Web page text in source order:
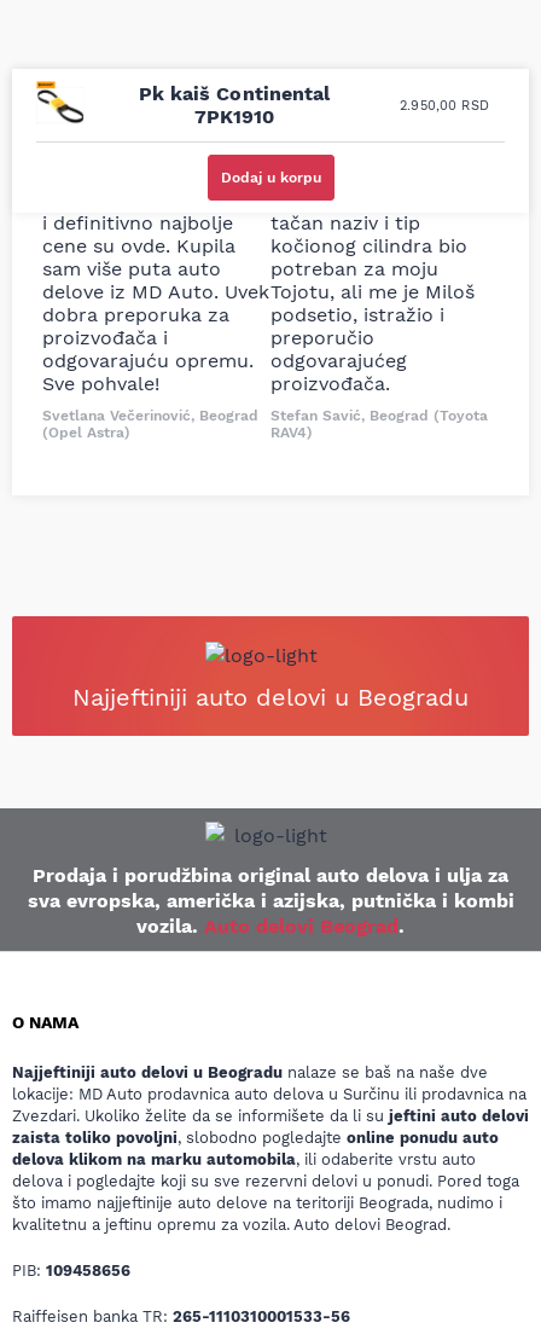
Pk kaiš Continental
7PK1910
2.950,00 RSD
Dodaj u korpu
Uporedila sam sve
prodavnice auto delova
i definitivno najbolje
cene su ovde. Kupila
sam više puta auto
delove iz MD Auto. Uvek
dobra preporuka za
proizvođača i
odgovarajuću opremu.
Sve pohvale!
Svetlana Večerinović, Beograd
(Opel Astra)
Odlična usluga i
ljubazni prodavci.
Nisam bio siguran koji je
tačan naziv i tip
kočionog cilindra bio
potreban za moju
Tojotu, ali me je Miloš
podsetio, istražio i
preporučio
odgovarajućeg
proizvođača.
Stefan Savić, Beograd (Toyota
RAV4)
Najjeftiniji auto delovi u Beogradu
Prodaja i porudžbina original auto delova i ulja za
sva evropska, američka i azijska, putnička i kombi
vozila. Auto delovi Beograd.
O NAMA
Najjeftiniji auto delovi u Beogradu nalaze se baš na naše dve
lokacije: MD Auto prodavnica auto delova u Surčinu ili prodavnica na
Zvezdari. Ukoliko želite da se informišete da li su jeftini auto delovi
zaista toliko povoljni, slobodno pogledajte online ponudu auto
delova klikom na marku automobila, ili odaberite vrstu auto
delova i pogledajte koji su sve rezervni delovi u ponudi. Pored toga
što imamo najjeftinije auto delove na teritoriji Beograda, nudimo i
kvalitetnu a jeftinu opremu za vozila. Auto delovi Beograd.
PIB: 109458656
Raiffeisen banka TR: 265-1110310001533-56